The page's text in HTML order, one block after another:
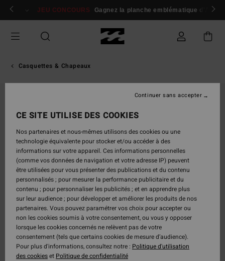
Passer
Se connecter / s'inscrire
JEU CONCOURS Gagnez la planche emblématique d'Andy
Casquettes & Chapeaux
CE SITE UTILISE DES COOKIES
Nos partenaires et nous-mêmes utilisons des cookies ou une
technologie équivalente pour stocker et/ou accéder à des
informations sur votre appareil. Ces informations personnelles
(comme vos données de navigation et votre adresse IP) peuvent
être utilisées pour vous présenter des publications et du contenu
personnalisés ; pour mesurer la performance publicitaire et du
contenu ; pour personnaliser les publicités ; et en apprendre plus
sur leur audience ; pour développer et améliorer les produits de nos
partenaires. Vous pouvez paramétrer vos choix pour accepter ou
non les cookies soumis à votre consentement, ou vous y opposer
lorsque les cookies concernés ne relèvent pas de votre
consentement (tels que certains cookies de mesure d’audience).
Pour plus d'informations, consultez notre : Politique d'utilisation
des cookieset Politique de confidentialité
Continuer sans accepter